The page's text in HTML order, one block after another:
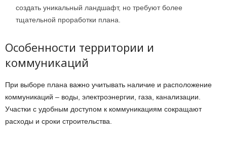
создать уникальный ландшафт, но требуют более
тщательной проработки плана.
Особенности территории и
коммуникаций
При выборе плана важно учитывать наличие и расположение
коммуникаций – воды, электроэнергии, газа, канализации.
Участки с удобным доступом к коммуникациям сокращают
расходы и сроки строительства.